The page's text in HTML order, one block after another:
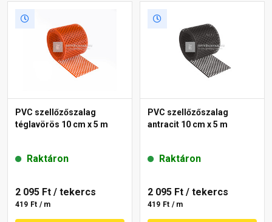
PVC szellőzőszalag
téglavörös 10 cm x 5 m
Raktáron
2 095 Ft / tekercs
419 Ft / m
PVC szellőzőszalag
antracit 10 cm x 5 m
Raktáron
2 095 Ft / tekercs
419 Ft / m